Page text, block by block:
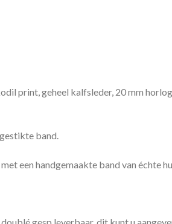
print, geheel kalfsleder, 20 mm
band.
een handgemaakte band van échte